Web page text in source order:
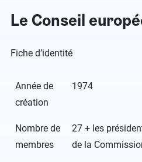
Le Conseil
Fiche d’identité
Année de
création
1974
Nombre de
membres
27 + les
de la